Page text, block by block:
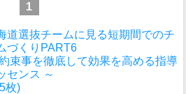
1
道選抜チームに見る短期間でのチ
づくりPART6
束事を徹底して効果を高める指導
センス ～
枚)